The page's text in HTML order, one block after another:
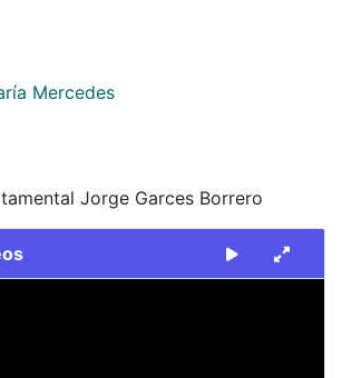
Mercedes
Jorge Garces Borrero